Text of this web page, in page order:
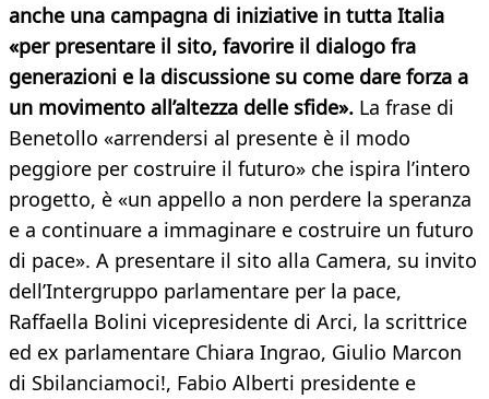
anche una campagna di iniziative in tutta Italia
«per presentare il sito, favorire il dialogo fra
generazioni e la discussione su come dare forza a
un movimento all’altezza delle sfide». La frase di
Benetollo «arrendersi al presente è il modo
peggiore per costruire il futuro» che ispira l’intero
progetto, è «un appello a non perdere la speranza
e a continuare a immaginare e costruire un futuro
di pace». A presentare il sito alla Camera, su invito
dell’Intergruppo parlamentare per la pace,
Raffaella Bolini vicepresidente di Arci, la scrittrice
ed ex parlamentare Chiara Ingrao, Giulio Marcon
di Sbilanciamoci!, Fabio Alberti presidente e